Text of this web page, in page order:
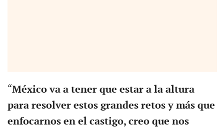
“México va a tener que estar a la altura
para resolver estos grandes retos y más que
enfocarnos en el castigo, creo que nos